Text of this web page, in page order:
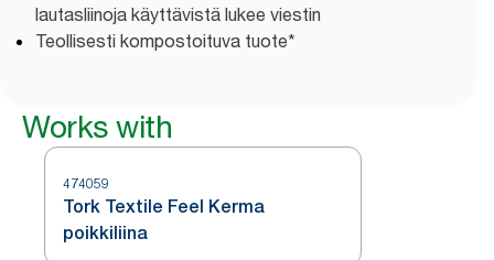
lautasliinoja käyttävistä lukee viestin
Teollisesti kompostoituva tuote*
Works with
474059
Tork Textile Feel Kerma
poikkiliina